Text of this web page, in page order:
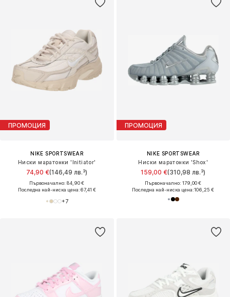
ПРОМОЦИЯ
NIKE SPORTSWEAR
Ниски маратонки 'Initiator'
74,90 €(146,49 лв.³)
Първоначално: 84,90 €
Последна най-ниска цена:67,41 €
+7
ПРОМОЦИЯ
NIKE SPORTSWEAR
Ниски маратонки 'Shox'
159,00 €(310,98 лв.³)
Първоначално: 179,00 €
Последна най-ниска цена:106,25 €